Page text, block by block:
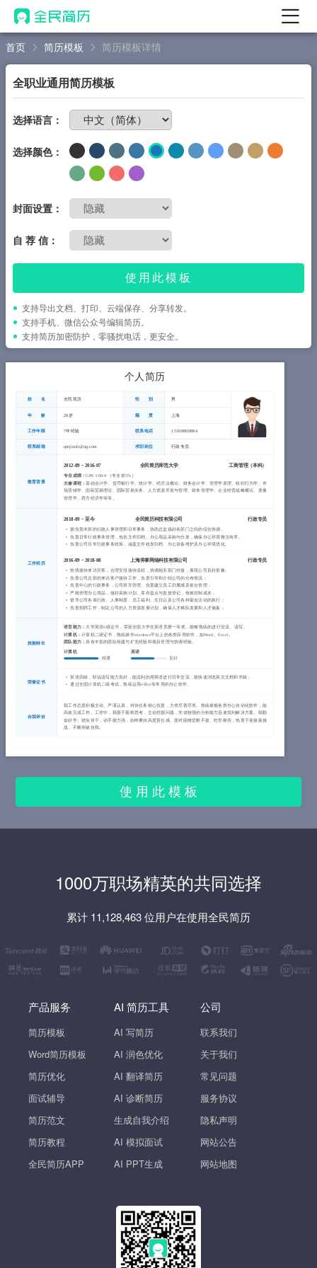
首页
AI 简历工具
AI 优化简历
AI 翻译简历
AI 诊断简历
AI 模拟面试
面试自我介绍
简历教程
登录 / 注册
首页 简历模板 简历模板详情
全职业通用简历模板
选择语言：
选择颜色：
封面设置：
自 荐 信：
使用此模板
支持导出文档、打印、云端保存、分享转发。
支持手机、微信公众号编辑简历。
支持简历加密防护，零骚扰电话，更安全。
个人简历
姓 名 全民简历 性 别 男
年 龄 28岁 籍 贯 上海
工作年限 7年经验 联系电话 15188888884
联系邮箱 qmjianli@qq.com 求职岗位 行政专员
教育背景
2012-09 ~2016-07 全民简历师范大学 工商管理（本科）
专业成绩：GPA 3.66/4 （专业前5%）
主修课程：基础会计学、货币银行学、统计学、经济法概论、财务会计学、管理学原理、组织行为学、市
场营销学、国际贸易理论、国际贸易实务、人力资源开发与管理、财务管理学、企业经营战略概论、质量
管理学、西方经济学等等。
工作经历
2018-09 ~至今 全民简历科技有限公司
行政专员
拥负责本部的行政人事管理和日常事务，协助总监搞好各部门之间的综合协调。
负责日常行政事务管理，包括文件归档、办公用品采购与分发，确保办公环境整洁有序。
负责公司日常行政事务统筹，涵盖文件收发归档、办公设备维护及办公环境优化。
2016-09 ~2018-08 上海斧掌网络科技有限公司
行政专员
热情接待来访宾客，合理安排接待流程，协调相关部门对接，展现公司良好形象;
负责公司总部的来访客户接待工作，负责引导和介绍公司的分布情况；
负责中心的行政事务，公司班车管理、负责建立员工归属感及前台管理；
严格管理办公用品，做好采购计划、库存盘点与发放登记，有效控制成本；
督导公司各项行政、人事制度、员工福利、生日以及公司各种宴会活动的执行；
负责招聘工作，制定公司的人力资源发展计划，确保人才梯队发展和人才储备；
技能特长
语言能力：大学英语6级证书，荣获全国大学生英语竞赛一等奖，能够熟练的进行交流、读写。
计算机：计算机二级证书，熟练操作windows平台上的各类应用软件，如Word、Excel。
团队能力：具有丰富的团队组建与扩充经验和项目管理与协调经验。
计算机
精通
英语
良好
荣誉证书
英语四级，听说读写能力良好，能流利的用英语进行日常交流，能快速浏览英文文档和书籍；
通过全国计算机二级考试，熟练运用office等常用的办公软件。
自我评价
我工作态度积极主动、严谨认真，对待任务细心负责，力求尽善尽美。熟练掌握各类办公自动化软件，能
高效完成工作。工作中，我善于观察思考，主动挖掘问题，凭借较强的分析能力迅速找到解决方案。我勤
奋好学、踏实肯干，动手能力强，始终秉持高度责任感。面对困难坚毅不拔、吃苦耐劳，热衷于迎接新挑
战，不断突破自我。
使 用 此 模 板
1000万职场精英的共同选择
累计 11,128,463 位用户在使用全民简历
产品服务
简历模板
Word简历模板
简历优化
面试辅导
简历范文
简历教程
全民简历APP
AI 简历工具
AI 写简历
AI 润色优化
AI 翻译简历
AI 诊断简历
生成自我介绍
AI 模拟面试
AI PPT生成
公司
联系我们
关于我们
常见问题
服务协议
隐私声明
网站公告
网站地图